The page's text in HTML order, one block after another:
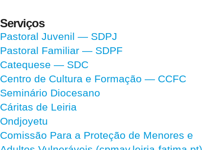
Serviços
Pastoral Juvenil — SDPJ
Pastoral Familiar — SDPF
Catequese — SDC
Centro de Cultura e Formação — CCFC
Seminário Diocesano
Cáritas de Leiria
Ondjoyetu
Comissão Para a Proteção de Menores e